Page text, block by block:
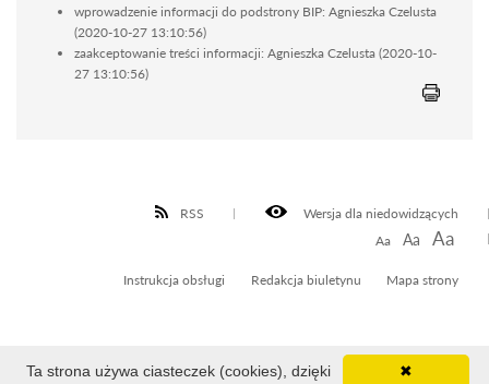
Wersja dla niedowidzących
RSS
Aa Aa Aa
Instrukcja obsługi Redakcja biuletynu Mapa strony
wprowadzenie informacji do podstrony BIP: Agnieszka Czelusta
(2020-10-27 13:10:56)
zaakceptowanie treści informacji: Agnieszka Czelusta (2020-10-
27 13:10:56)
Liczba odsłon: 3804129 ✖
Ta strona używa ciasteczek (cookies), dzięki